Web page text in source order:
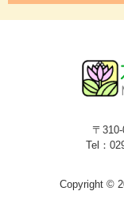
〒
Tel：
Copyright ©